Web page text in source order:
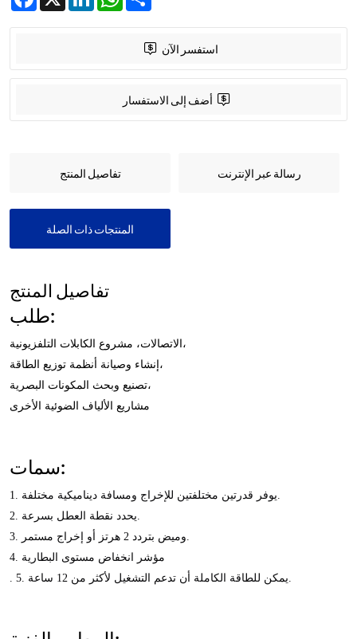
استفسر الآن
أضف إلى الاستفسار
تفاصيل المنتج رسالة عبر الإنترنت
المنتجات ذات الصلة
تفاصيل المنتج
طلب:
الاتصالات، مشروع الكابلات التلفزيونية،
إنشاء وصيانة أنظمة توزيع الطاقة،
تصنيع وبحث المكونات البصرية،
مشاريع الألياف الضوئية الأخرى
سمات:
1. يوفر قدرتين مختلفتين للإخراج ومسافة ديناميكية مختلفة.
2. يحدد نقطة العطل بسرعة.
3. وميض بتردد 2 هرتز أو إخراج مستمر.
. 5. يمكن للطاقة الكاملة أن تدعم التشغيل لأكثر من 12 ساعة.